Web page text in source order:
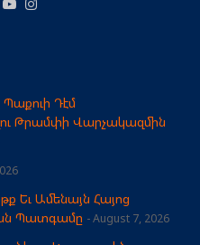
X YouTube
Դէմ
Թրամփի Վարչակազմին
Եւ Ամենայն Հայոց
Պատգամը
August 7, 2026